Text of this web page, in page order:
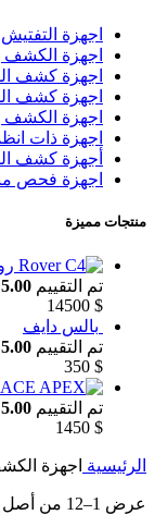
اجهزة
اجهزة الكشف
اجهزة كشف
اجهزة كشف
اجهزة الكشف
اجهزة ذات
أجهزة كشف
اجهزة فحص
منتجات مميزة
تم التقييم 5.00
14500 $
بالس دايف
تم التقييم 5.00
350 $
تم التقييم 5.00
1450 $
الرئيسية اجهزة
عرض 1–12 من أصل 35 نتيجة